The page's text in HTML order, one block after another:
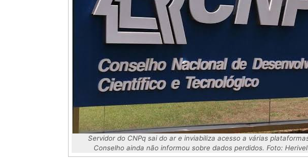
Servidor do CNPq sai do ar e inviabiliza acesso a várias
Conselho ainda não informou sobre dados perdidos. Foto: